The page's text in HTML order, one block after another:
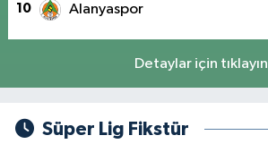
10 Alanyaspor
Detaylar için tıklayın
Süper Lig Fikstür